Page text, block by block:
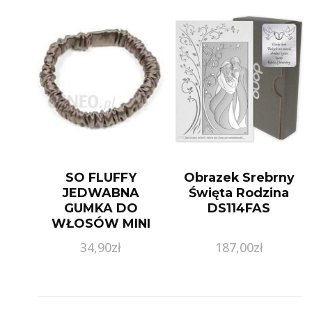
SO FLUFFY
JEDWABNA
GUMKA DO
WŁOSÓW MINI
KHAKI
34,90zł
Obrazek Srebrny
Święta Rodzina
DS114FAS
187,00zł